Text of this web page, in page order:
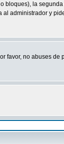
la segunda
administrador y
favor, no abuses de